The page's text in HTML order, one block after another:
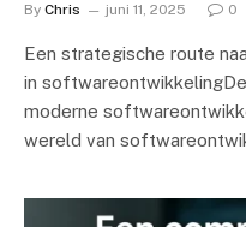
By Chris juni 11, 2025 0
Een strategische route
in
moderne
wereld van